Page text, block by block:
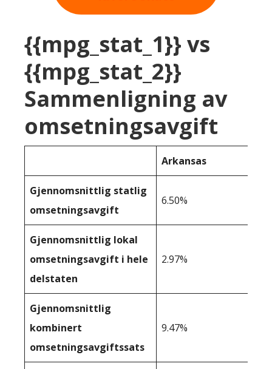
{{mpg_stat_1}} vs
{{mpg_stat_2}}
Sammenligning av
omsetningsavgift
Arkansas
Gjennomsnittlig statlig
omsetningsavgift
6.50%
Gjennomsnittlig lokal
omsetningsavgift i hele
delstaten
2.97%
Gjennomsnittlig
kombinert
omsetningsavgiftssats
9.47%